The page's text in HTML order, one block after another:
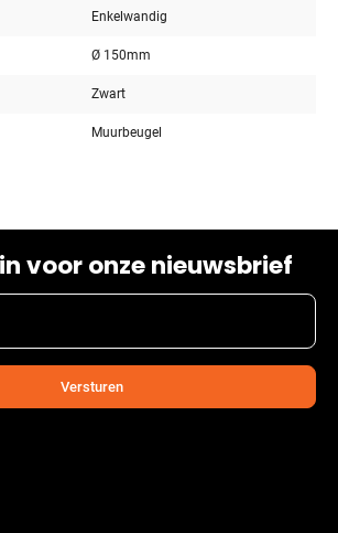
Enkelwandig
Ø 150mm
Zwart
Muurbeugel
voor onze nieuwsbrief
Versturen